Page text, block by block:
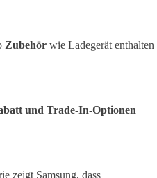
Zubehör wie Ladegerät enthalten
und Trade-In-Optionen
zeigt Samsung, dass